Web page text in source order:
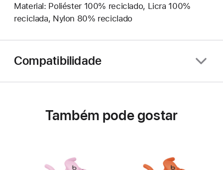
Material: Poliéster 100% reciclado, Licra 100%
reciclada, Nylon 80% reciclado
Compatibilidade
Também pode gostar